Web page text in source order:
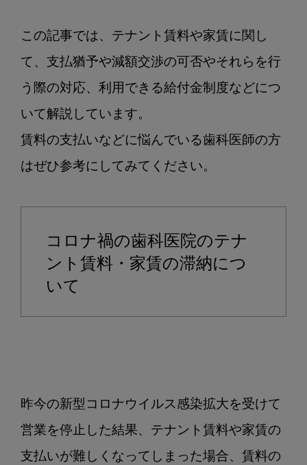
料・
賃
滞
対
応
方
法
支
紹
この記事では、テナント賃料や家賃に関し
て、支払猶予や減額交渉の可否やそれらを行
う際の対応、利用できる給付金制度などにつ
いて解説しています。
賃料の支払いなどに悩んでいる歯科医師の方
はぜひ参考にしてみてください。
コロナ禍の歯科医院のテナ
ント賃料・家賃の滞納につ
いて
昨今の新型コロナウイルス感染拡大を受けて
営業を停止した結果、テナント賃料や家賃の
支払いが難しくなってしまった場合、賃料の